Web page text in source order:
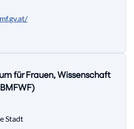
für Frauen, Wissenschaft
Stadt